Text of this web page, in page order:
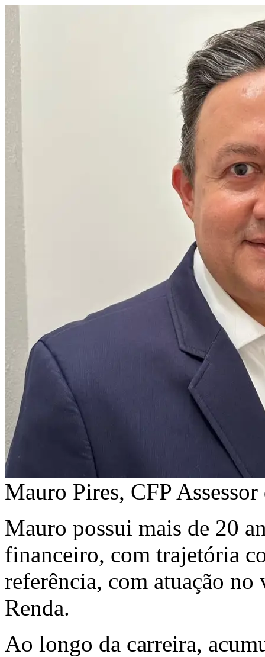
Mauro Pires, CFP
Mauro possui mais de 20
financeiro, com trajetória
referência, com atuação no
Renda.
Ao longo da carreira,